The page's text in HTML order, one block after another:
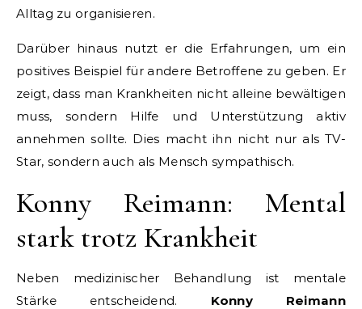
Alltag zu organisieren.
Darüber hinaus nutzt er die Erfahrungen, um ein
positives Beispiel für andere Betroffene zu geben. Er
zeigt, dass man Krankheiten nicht alleine bewältigen
muss, sondern Hilfe und Unterstützung aktiv
annehmen sollte. Dies macht ihn nicht nur als TV-
Star, sondern auch als Mensch sympathisch.
Konny Reimann: Mental
stark trotz Krankheit
Neben medizinischer Behandlung ist mentale
Stärke entscheidend. Konny Reimann